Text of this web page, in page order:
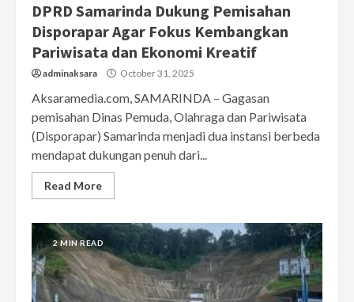
DPRD Samarinda Dukung Pemisahan
Disporapar Agar Fokus Kembangkan
Pariwisata dan Ekonomi Kreatif
adminaksara October 31, 2025
Aksaramedia.com, SAMARINDA – Gagasan
pemisahan Dinas Pemuda, Olahraga dan Pariwisata
(Disporapar) Samarinda menjadi dua instansi berbeda
mendapat dukungan penuh dari...
Read More
2 MIN READ